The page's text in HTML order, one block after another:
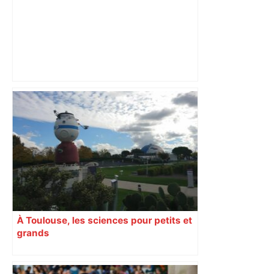
Corsair propose l’île Maurice au départ
de Toulouse – Aerobuzz
À Toulouse, les sciences pour petits et
grands